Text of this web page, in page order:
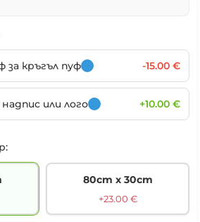
80cm х 30cm
+23.00 €
за кръгъл пуф -15.00 €
или лого +10.00 €